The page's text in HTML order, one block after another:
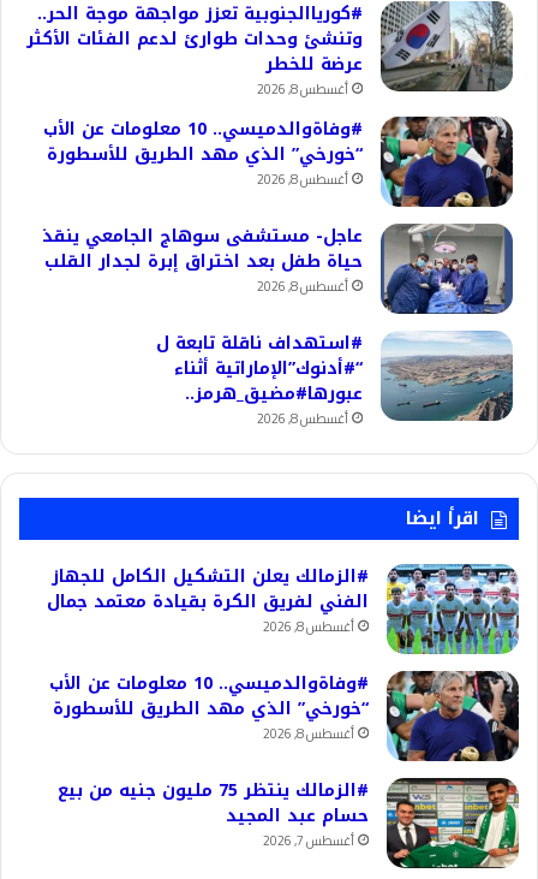
#كورياالجنوبية تعزز مواجهة موجة الحر..
وتنشئ وحدات طوارئ لدعم الفئات الأكثر
عرضة للخطر
أغسطس 8, 2026
#وفاةوالدميسي.. 10 معلومات عن الأب
“خورخي” الذي مهد الطريق للأسطورة
أغسطس 8, 2026
عاجل- مستشفى سوهاج الجامعي ينقذ
حياة طفل بعد اختراق إبرة لجدار القلب
أغسطس 8, 2026
#استهداف ناقلة تابعة ل
“#أدنوك”الإماراتية أثناء
عبورها#مضيق_هرمز..
أغسطس 8, 2026
اقرأ ايضا
#الزمالك يعلن التشكيل الكامل للجهاز
الفني لفريق الكرة بقيادة معتمد جمال
أغسطس 8, 2026
#وفاةوالدميسي.. 10 معلومات عن الأب
“خورخي” الذي مهد الطريق للأسطورة
أغسطس 8, 2026
#الزمالك ينتظر 75 مليون جنيه من بيع
حسام عبد المجيد
أغسطس 7, 2026